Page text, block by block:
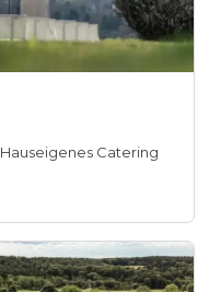
Hauseigenes Catering